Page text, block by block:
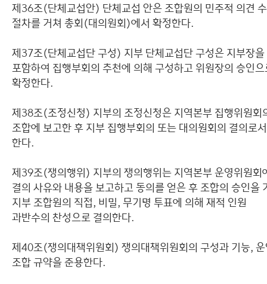
제36조(단체교섭안) 단체교섭 안은 조합원의 민주적 의견
절차를 거쳐 총회(대의원회)에서 확정한다.
제37조(단체교섭단 구성) 지부 단체교섭단 구성은 지부장을
포함하여 집행부회의 추천에 의해 구성하고 위원장의 승인
확정한다.
제38조(조정신청) 지부의 조정신청은 지역본부 집행위원회
조합에 보고한 후 지부 집행부회의 또는 대의원회의 결의로서
한다.
제39조(쟁의행위) 지부의 쟁의행위는 지역본부 운영위원회
결의 사유와 내용을 보고하고 동의를 얻은 후 조합의 승인을
지부 조합원의 직접, 비밀, 무기명 투표에 의해 재적 인원
과반수의 찬성으로 결의한다.
제40조(쟁의대책위원회) 쟁의대책위원회의 구성과 기능,
조합 규약을 준용한다.